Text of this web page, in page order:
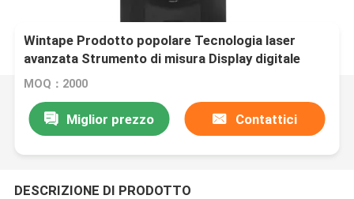
Wintape Prodotto popolare Tecnologia laser
avanzata Strumento di misura Display digitale
Nastro di misura con misura della distanza laser
MOQ：2000
Miglior prezzo Contattici
DESCRIZIONE DI PRODOTTO